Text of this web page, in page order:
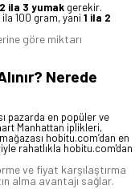
2 ila 3 yumak gerekir.
100 gram, yani 1 ila 2
göre miktarı
Nerede
pazarda en popüler ve
Manhattan iplikleri,
hobitu.com’dan en
rahatlıkla hobitu.com'dan
ve fiyat karşılaştırma
alma avantajı sağlar.